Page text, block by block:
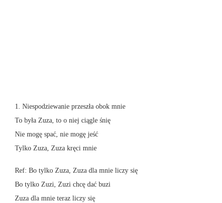
1. Niespodziewanie przeszła obok mnie
To była Zuza, to o niej ciągle śnię
Nie mogę spać, nie mogę jeść
Tylko Zuza, Zuza kręci mnie
Ref: Bo tylko Zuza, Zuza dla mnie liczy się
Bo tylko Zuzi, Zuzi chcę dać buzi
Zuza dla mnie teraz liczy się